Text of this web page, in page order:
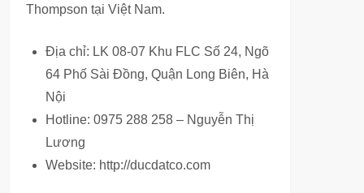
Thompson tại Việt Nam.
Địa chỉ: LK 08-07 Khu FLC Số 24, Ngõ
64 Phố Sài Đồng, Quận Long Biên, Hà
Nội
Hotline: 0975 288 258 – Nguyễn Thị
Lương
Website: http://ducdatco.com